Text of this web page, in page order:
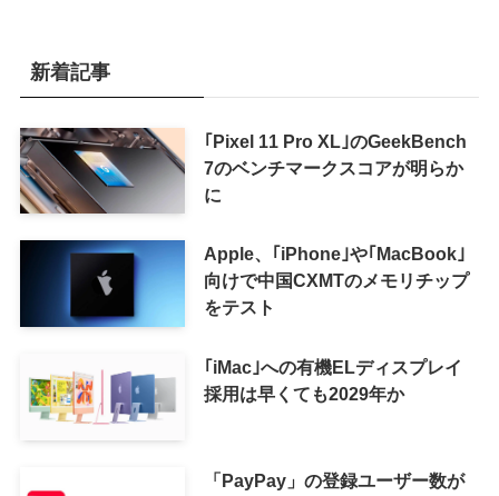
新着記事
｢Pixel 11 Pro XL｣のGeekBench
7のベンチマークスコアが明らか
に
Apple、｢iPhone｣や｢MacBook｣
向けで中国CXMTのメモリチップ
をテスト
｢iMac｣への有機ELディスプレイ
採用は早くても2029年か
「PayPay」の登録ユーザー数が